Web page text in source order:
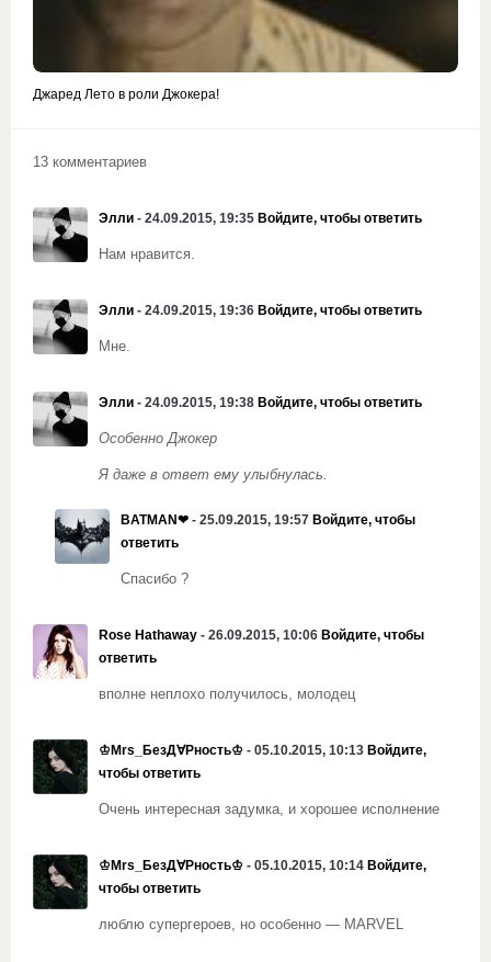
Джаред Лето в роли Джокера!
13 комментариев
Элли - 24.09.2015, 19:35 Войдите, чтобы ответить
Нам нравится.
Элли - 24.09.2015, 19:36 Войдите, чтобы ответить
Мне.
Элли - 24.09.2015, 19:38 Войдите, чтобы ответить
Особенно Джокер
Я даже в ответ ему улыбнулась.
BATMAN❤ - 25.09.2015, 19:57 Войдите, чтобы
ответить
Спасибо ?
Rose Hathaway - 26.09.2015, 10:06 Войдите, чтобы
ответить
вполне неплохо получилось, молодец
♔Mrs_БезД∀Рность♔ - 05.10.2015, 10:13 Войдите,
чтобы ответить
Очень интересная задумка, и хорошее исполнение
♔Mrs_БезД∀Рность♔ - 05.10.2015, 10:14 Войдите,
чтобы ответить
люблю супергероев, но особенно — MARVEL